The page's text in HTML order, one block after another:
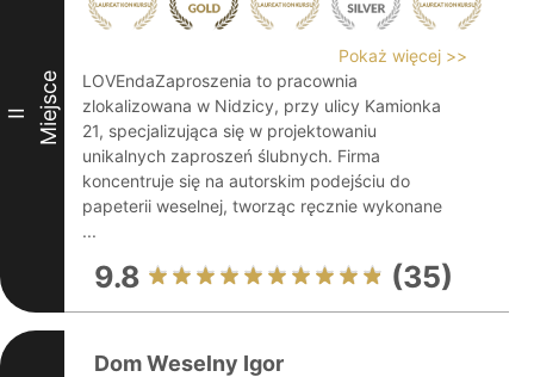
II Miejsce
Pokaż więcej >>
LOVEndaZaproszenia to pracownia
zlokalizowana w Nidzicy, przy ulicy Kamionka
21, specjalizująca się w projektowaniu
unikalnych zaproszeń ślubnych. Firma
koncentruje się na autorskim podejściu do
papeterii weselnej, tworząc ręcznie wykonane
...
9.8 (35)
Dom Weselny Igor